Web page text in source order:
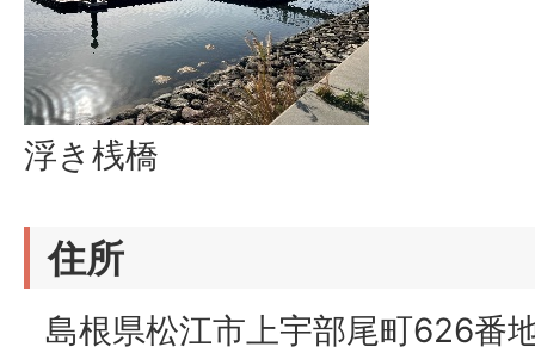
浮き桟橋
住所
島根県松江市上宇部尾町626番